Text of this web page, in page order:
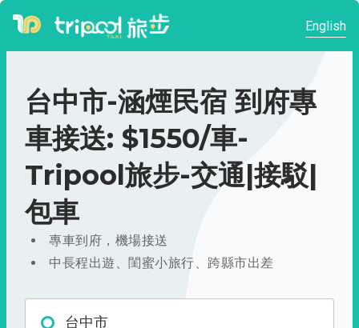
English
台中市-涵煙民宿 到府專
車接送: $1550/車-
Tripool旅步-交通|接駁|
包車
專車到府，機場接送
中長程出遊、閨蜜小旅行、跨縣市出差
台中市